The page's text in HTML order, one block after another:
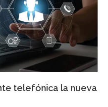
telefónica la nueva